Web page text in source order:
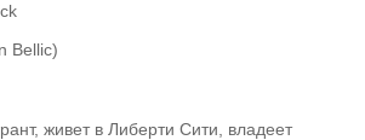
Bellic)
живет в Либерти Сити, владеет